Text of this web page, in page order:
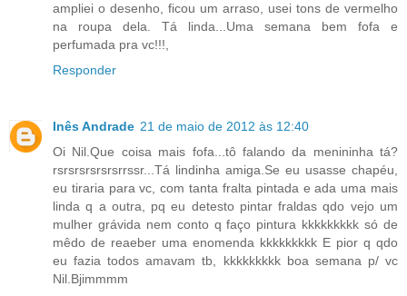
ampliei o desenho, ficou um arraso, usei tons de vermelho
na roupa dela. Tá linda...Uma semana bem fofa e
perfumada pra vc!!!,
Responder
Inês Andrade 21 de maio de 2012 às 12:40
Oi Nil.Que coisa mais fofa...tô falando da menininha tá?
rsrsrsrsrsrsrrssr...Tá lindinha amiga.Se eu usasse chapéu,
eu tiraria para vc, com tanta fralta pintada e ada uma mais
linda q a outra, pq eu detesto pintar fraldas qdo vejo um
mulher grávida nem conto q faço pintura kkkkkkkkk só de
mêdo de reaeber uma enomenda kkkkkkkkk E pior q qdo
eu fazia todos amavam tb, kkkkkkkkk boa semana p/ vc
Nil.Bjimmmm